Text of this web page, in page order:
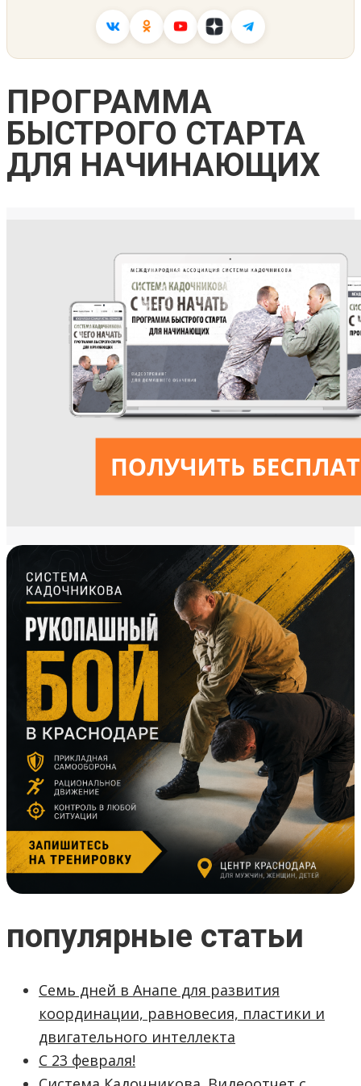
ПРОГРАММА
БЫСТРОГО СТАРТА
ДЛЯ НАЧИНАЮЩИХ
популярные статьи
Семь дней в Анапе для развития
координации, равновесия, пластики и
двигательного интеллекта
С 23 февраля!